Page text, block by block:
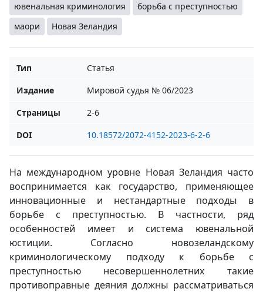
ювенальная криминология
борьба с преступностью
маори
Новая Зеландия
Тип
Статья
Издание
Мировой судья № 06/2023
Страницы
2-6
DOI
10.18572/2072-4152-2023-6-2-6
На международном уровне Новая Зеландия часто
воспринимается как государство, применяющее
инновационные и нестандартные подходы в
борьбе с преступностью. В частности, ряд
особенностей имеет и система ювенальной
юстиции. Согласно новозеландскому
криминологическому подходу к борьбе с
преступностью несовершеннолетних такие
противоправные деяния должны рассматриваться